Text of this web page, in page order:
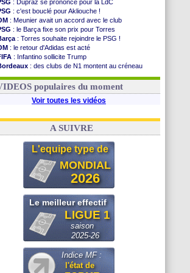
: Dupraz se prononce pour la LdC
: c'est bouclé pour Akliouche !
: Meunier avait un accord avec le club
: le Barça fixe son prix pour Torres
: Torres souhaite rejoindre le PSG !
: le retour d'Adidas est acté
: Infantino sollicite Trump
: des clubs de N1 montent au créneau
: le démenti de Leipzig pour Diomandé
populaires du moment
Voir toutes les vidéos
A SUIVRE
L'equipe type de
MONDIAL
2026
Le meilleur effectif
LIGUE 1
saison
2025-26
Indice MF :
l'état de